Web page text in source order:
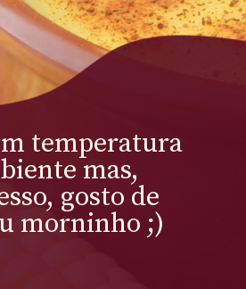
temperatura
mas,
gosto de
morninho ;)